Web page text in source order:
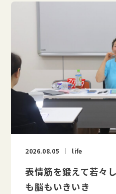
2026.08.05 life
表情筋を鍛えて若々
も脳もいきいき